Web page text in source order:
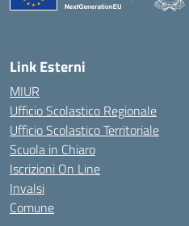
Link Esterni
MIUR
Ufficio Scolastico Regionale
Ufficio Scolastico Territoriale
Scuola in Chiaro
Iscrizioni On Line
Invalsi
Comune